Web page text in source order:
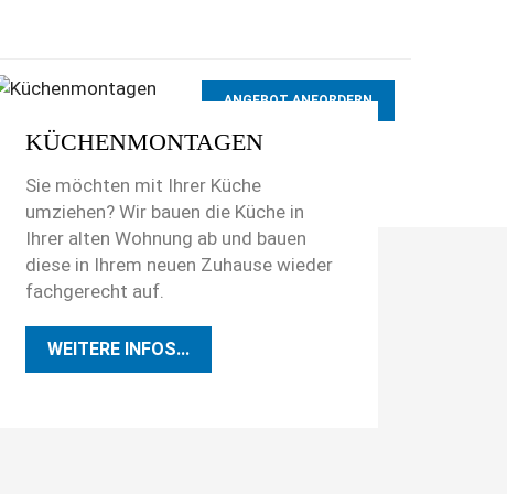
ANGEBOT ANFORDERN
KÜCHENMONTAGEN
Sie möchten mit Ihrer Küche
umziehen? Wir bauen die Küche in
Ihrer alten Wohnung ab und bauen
diese in Ihrem neuen Zuhause wieder
fachgerecht auf.
WEITERE INFOS...